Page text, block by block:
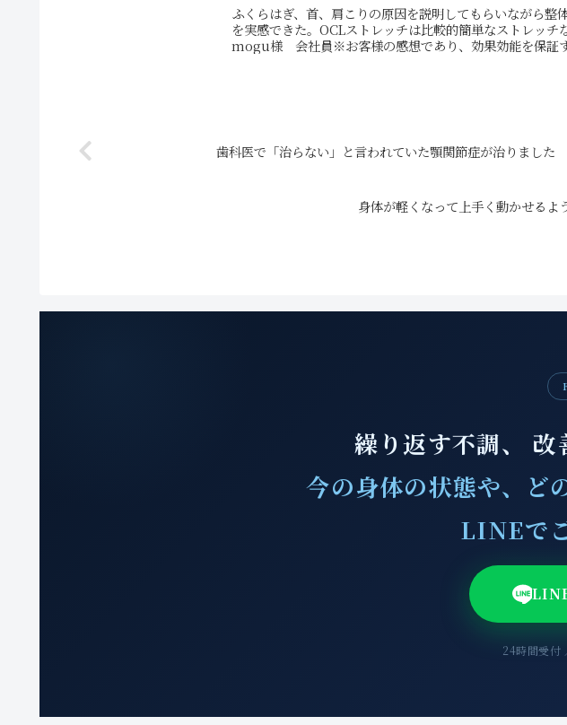
ふくらはぎ、首、肩こりの原因を説明してもらいながら整
を実感できた。OCLストレッチは比較的簡単なストレッチ
mogu様 会社員※お客様の感想であり、効果効能を保証
歯科医で「治らない」と言われていた顎関節症が治りました
身体が軽くなって上手く動かせるよ
繰り返す不調、 改
今の身体の状態や、ど
LINEで
24時間受付